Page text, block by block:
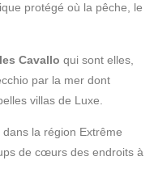
protégé où la pêche, le
Cavallo qui sont elles,
par la mer dont
villas de Luxe.
la région Extrême
de cœurs des endroits à